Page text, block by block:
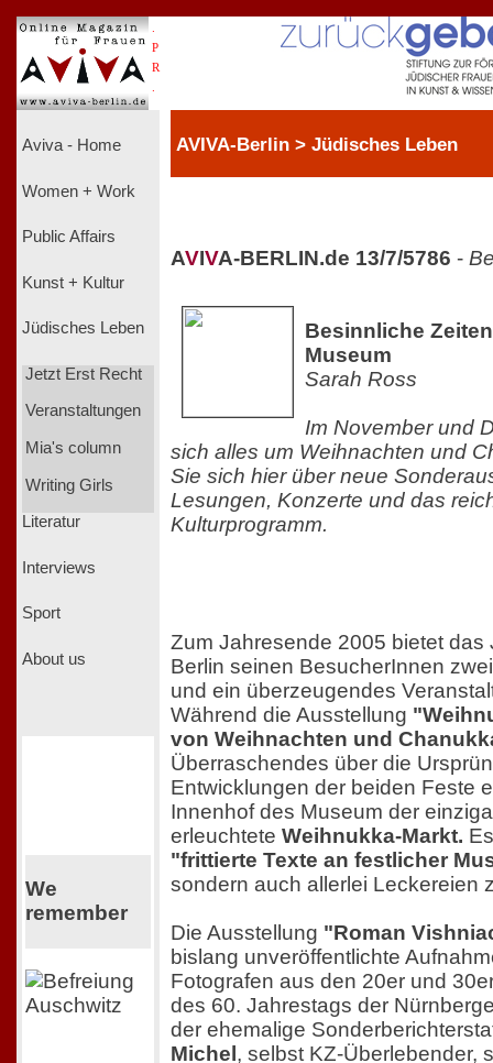
P
R
Aviva - Home
Women + Work
Public Affairs
Kunst + Kultur
Jüdisches Leben
Jetzt Erst Recht
Veranstaltungen
Mia's column
Writing Girls
Literatur
Interviews
Sport
About us
We
remember
AVIVA-Berlin > Jüdisches Leben
AVIVA-BERLIN.de 13/7/5786 -
Besinnliche
Museum
Sarah Ross
Im November und
sich alles um Weihnachten und
Sie sich hier über neue
Lesungen, Konzerte und das
Kulturprogramm.
Zum Jahresende 2005 bietet das
Berlin seinen BesucherInnen
und ein überzeugendes
Während die Ausstellung
von Weihnachten und
Überraschendes über die
Entwicklungen der beiden Feste
Innenhof des Museum der
erleuchtete Weihnukka-Markt.
"frittierte Texte an festlicher
sondern auch allerlei Leckereien
Die Ausstellung "Roman
bislang unveröffentlichte
Fotografen aus den 20er und
des 60. Jahrestags der
der ehemalige
Michel , selbst KZ-Überlebender,